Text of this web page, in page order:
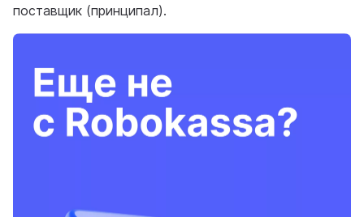
поставщик (принципал).